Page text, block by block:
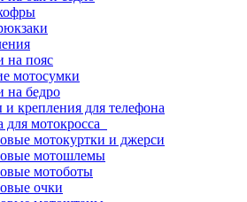
на пояс
мотосумки
на бедро
крепления для телефона
мотокросса
мотокуртки и джерси
мотошлемы
мотоботы
очки